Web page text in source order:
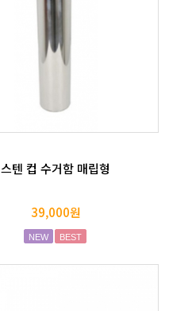
스텐 컵 수거함 매립형
39,000원
NEW BEST